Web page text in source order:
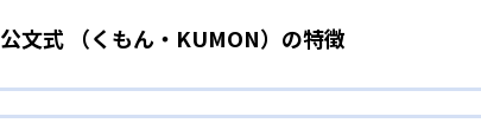
公文式 （くもん・KUMON）の特徴
01 無学年式の学力別学習